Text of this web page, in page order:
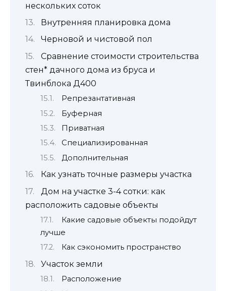
нескольких соток
Внутренняя планировка дома
Черновой и чистовой пол
Сравнение стоимости строительства
стен* дачного дома из бруса и
Твинблока Д400
Репрезантативная
Буферная
Приватная
Специализированная
Дополнительная
Как узнать точные размеры участка
Дом на участке 3-4 сотки: как
расположить садовые объекты
Какие садовые объекты подойдут
лучше
Как сэкономить пространство
Участок земли
Расположение